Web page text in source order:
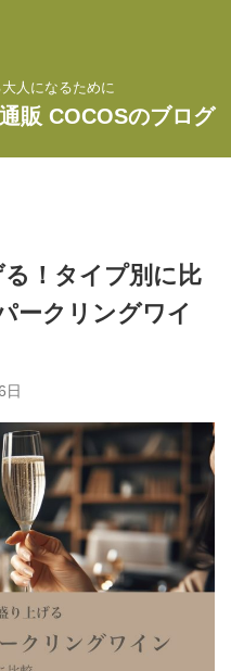
人になるために
販 COCOSのブログ
！タイプ別に比
ークリングワイ
日